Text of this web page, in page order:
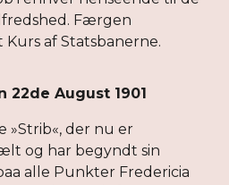
Færgen
af Statsbanerne.
22de August 1901
»Strib«, der nu er
og har begyndt sin
alle Punkter Fredericia